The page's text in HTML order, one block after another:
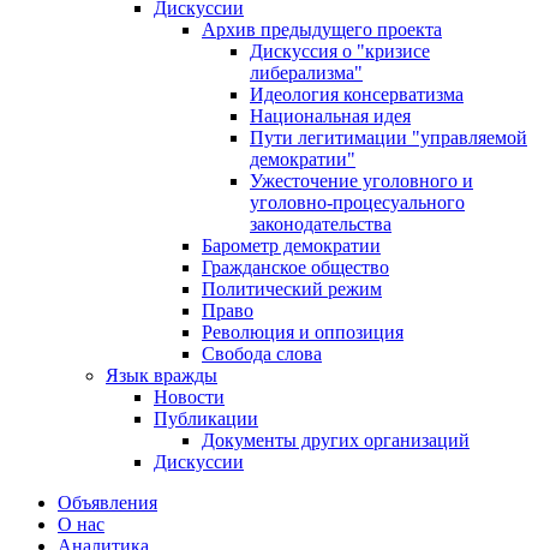
Дискуссии
Архив предыдущего проекта
Дискуссия о "кризисе
либерализма"
Идеология консерватизма
Национальная идея
Пути легитимации "управляемой
демократии"
Ужесточение уголовного и
уголовно-процесуального
законодательства
Барометр демократии
Гражданское общество
Политический режим
Право
Революция и оппозиция
Свобода слова
Язык вражды
Новости
Публикации
Документы других организаций
Дискуссии
Объявления
О нас
Аналитика